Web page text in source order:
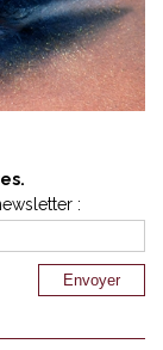
: